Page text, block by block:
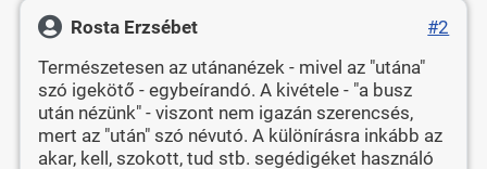
Rosta Erzsébet
#2
Természetesen az utánanézek - mivel az "utána"
szó igekötő - egybeírandó. A kivétele - "a busz
után nézünk" - viszont nem igazán szerencsés,
mert az "után" szó névutó. A különírásra inkább az
akar, kell, szokott, tud stb. segédigéket használó